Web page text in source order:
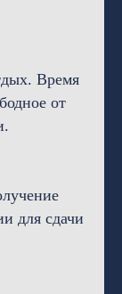
Время
от
для сдачи